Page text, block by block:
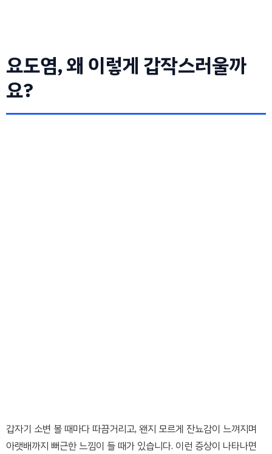
요도염, 왜 이렇게 갑작스러울까
요?
갑자기 소변 볼 때마다 따끔거리고, 왠지 모르게 잔뇨감이 느껴지며
아랫배까지 뻐근한 느낌이 들 때가 있습니다. 이런 증상이 나타나면